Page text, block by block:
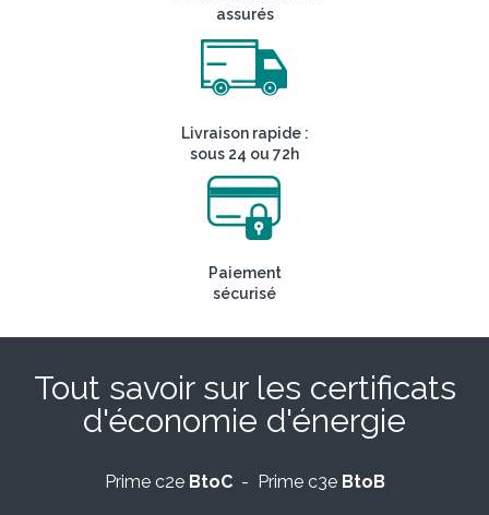
assurés
Livraison rapide :
sous 24 ou 72h
Paiement
sécurisé
Tout savoir sur les certificats
d'économie d'énergie
Prime c2e BtoC- Prime c3e BtoB